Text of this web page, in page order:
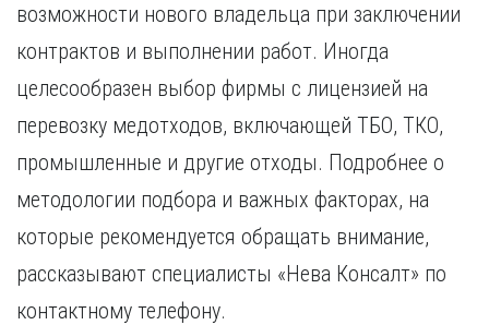
возможности нового владельца при заключении
контрактов и выполнении работ. Иногда
целесообразен выбор фирмы с лицензией на
перевозку медотходов, включающей ТБО, ТКО,
промышленные и другие отходы. Подробнее о
методологии подбора и важных факторах, на
которые рекомендуется обращать внимание,
рассказывают специалисты «Нева Консалт» по
контактному телефону.